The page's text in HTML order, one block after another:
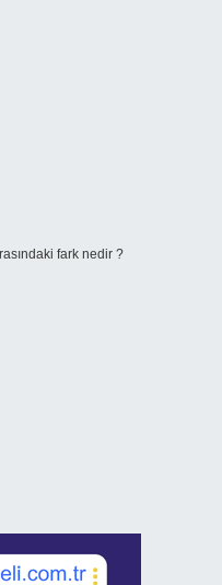
fark nedir ?